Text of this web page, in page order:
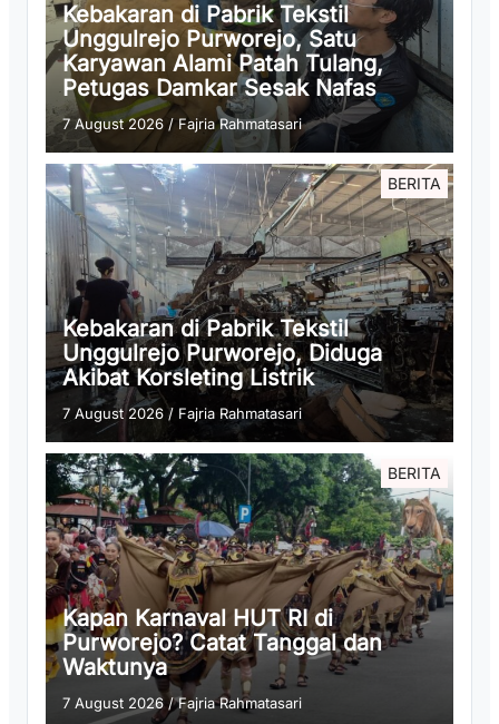
Kebakaran di Pabrik Tekstil
Unggulrejo Purworejo, Satu
Karyawan Alami Patah Tulang,
Petugas Damkar Sesak Nafas
7 August 2026 /Fajria Rahmatasari
BERITA
Kebakaran di Pabrik Tekstil
Unggulrejo Purworejo, Diduga
Akibat Korsleting Listrik
7 August 2026/ Fajria Rahmatasari
BERITA
Kapan Karnaval HUT RI di
Purworejo? Catat Tanggal dan
Waktunya
7 August 2026 /Fajria Rahmatasari